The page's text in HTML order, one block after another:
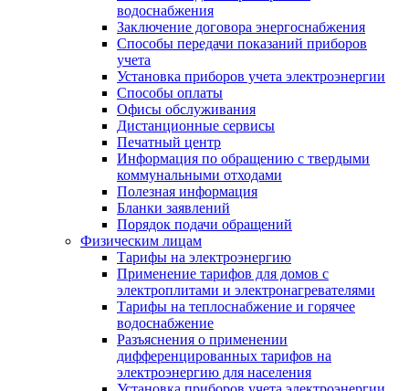
водоснабжения
Заключение договора энергоснабжения
Способы передачи показаний приборов
учета
Установка приборов учета электроэнергии
Способы оплаты
Офисы обслуживания
Дистанционные сервисы
Печатный центр
Информация по обращению с твердыми
коммунальными отходами
Полезная информация
Бланки заявлений
Порядок подачи обращений
Физическим лицам
Тарифы на электроэнергию
Применение тарифов для домов с
электроплитами и электронагревателями
Тарифы на теплоснабжение и горячее
водоснабжение
Разъяснения о применении
дифференцированных тарифов на
электроэнергию для населения